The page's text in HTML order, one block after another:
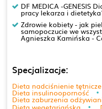
DF MEDICA -GENESIS
pracy lekarza i
Zdrowie kobiety - jak
samopoczucie we
Agnieszka Kamińska -
Specjalizacje:
Dieta nadciśnienie tętnicze
Dieta insulinooporność
Dieta zaburzenia
Dieta wegetariańska